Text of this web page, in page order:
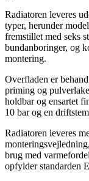
Radiatoren leveres
typer, herunder
fremstillet med seks
bundanboringer, og
montering.
Overfladen er
priming og
holdbar og ensartet
10 bar og en
Radiatoren leveres
brug med
opfylder standarden